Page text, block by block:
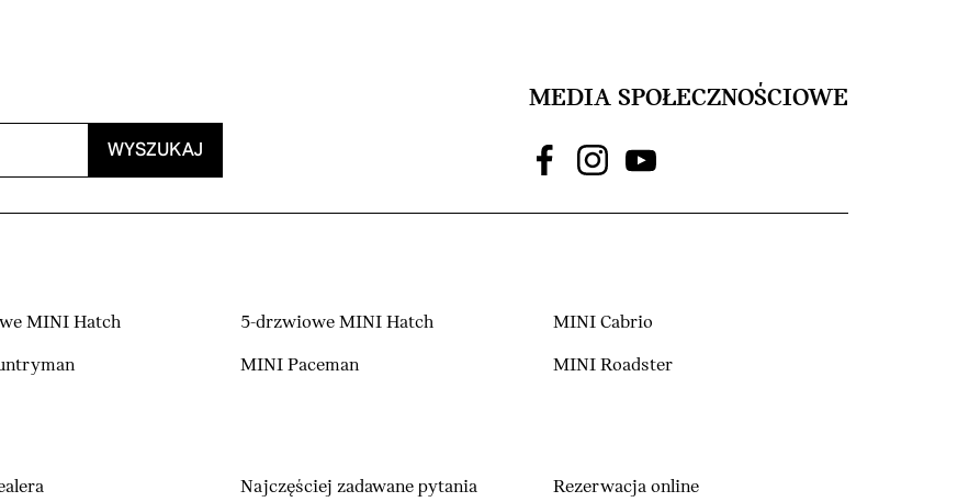
WYSZUKAJ
MEDIA SPOŁECZNOŚCIOWE
MINI Hatch 5-drzwiowe MINI Hatch MINI Cabrio
MINI Paceman MINI Roadster
Najczęściej zadawane pytania Rezerwacja online